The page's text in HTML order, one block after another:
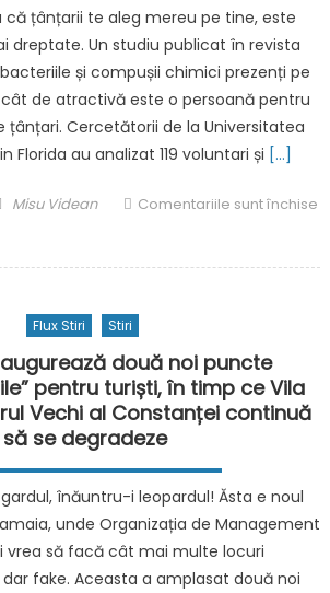
Turcia.
Va
avea
radar
CENK
200
sistemul
Iată
ce
activități
poți
face
pe
că țânțarii te aleg mereu pe tine, este
dreptate. Un studiu publicat în revista
și compușii chimici prezenți pe
de atractivă este o persoană pentru
țânțari. Cercetătorii de la Universitatea
Florida au analizat 119 voluntari și […]
Author
Misu Videan
Comentariile sunt închise
arată
de
ce
unii
oameni
sunt
mai
des
de
țânțari
Flux Stiri Stiri
două noi puncte
pentru turiști, în timp ce Vila
Vechi al Constanței continuă
să se degradeze
înăuntru-i leopardul! Ăsta e noul
unde Organizația de Management
vrea să facă cât mai multe locuri
fake. Aceasta a amplasat două noi